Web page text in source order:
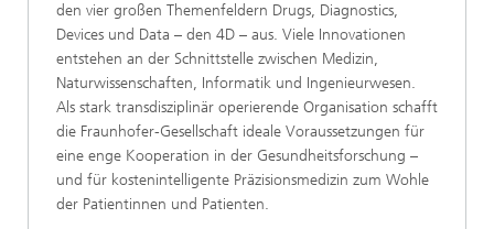
den vier großen Themenfeldern Drugs, Diagnostics,
Devices und Data – den 4D – aus. Viele Innovationen
entstehen an der Schnittstelle zwischen Medizin,
Naturwissenschaften, Informatik und Ingenieurwesen.
Als stark transdisziplinär operierende Organisation schafft
die Fraunhofer-Gesellschaft ideale Voraussetzungen für
eine enge Kooperation in der Gesundheitsforschung –
und für kostenintelligente Präzisionsmedizin zum Wohle
der Patientinnen und Patienten.